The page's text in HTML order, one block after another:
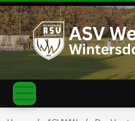
S
k
i
p
c